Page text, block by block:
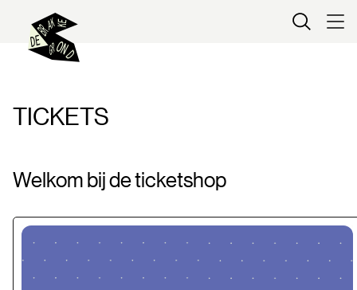
TICKETS
Welkom bij de ticketshop